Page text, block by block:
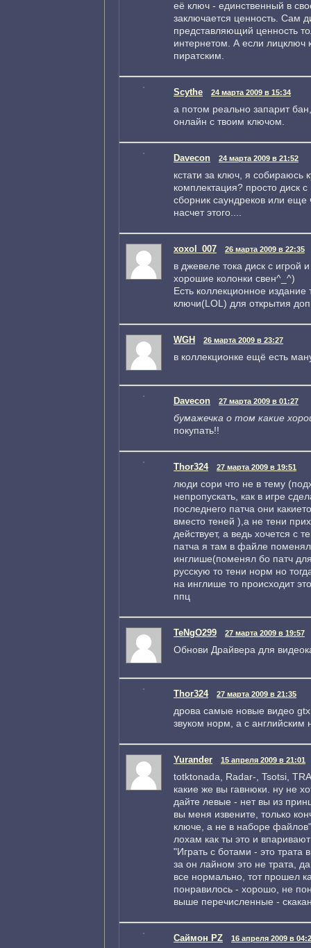
её ключ - единственный в
заключается ценность. Сам
представляющий ценность
интернетом. А если лицключ
пиратским.
Scythe 24 марта 2009 в 15:34
а потом реально запарит
онлайн с твоим ключом.
Davecon 24 марта 2009 в 21:52
кстати за ключ, я собираюсь
комплектация? просто диск
сборник саундреков или еще
насчет этого....
xoxol_007 26 марта 2009 в 22:35
в джевеле тока диск с игрой
хорошие колонки свен^_^)
Есть коллекционное
ключи(LOL) для открытия
WGH 26 марта 2009 в 23:27
в коллекционке ещё есть
Davecon 27 марта 2009 в 01:27
бумажечка о том какие
покупать!!
Thor324 27 марта 2009 в 19:51
люди сори что не в тему
непропускать, как в игре
последнего патча они
вместо теней ),а не тени
действует, а ведь хочется с
патча я там в файле
инглише(поменял бо патч
русскую то тени норм но
на инглише то происходит
ппц
TeNgO299 27 марта 2009 в 19:57
Обнови Драйвера для
Thor324 27 марта 2009 в 21:35
дрова самые новые видео
звуком норм, а с английским
Yurander 15 апреля 2009 в 21:01
totktonada, Radar-, Tsotsi,
какие же вы гавнюки. ну не
дайте левые - нет вы из
вы меня извените, только
ключе, а не в наборе
лохам как ты это и
"Играть с ботами - это
за он лайном это не трата,
все нормально, тот прошел
понравилось - хорошо, не
выше перечисленные -
Саймон PZ 16 апреля 2009 в